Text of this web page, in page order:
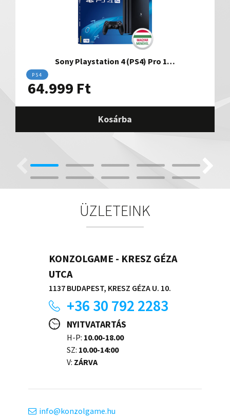
Sony Playstation 4 (PS4) Pro 1…
PS4
64.999 Ft
Kosárba
ÜZLETEINK
KONZOLGAME - KRESZ GÉZA
UTCA
1137 BUDAPEST, KRESZ GÉZA U. 10.
+36 30 792 2283
NYITVATARTÁS
H-P: 10.00-18.00
SZ: 10.00-14:00
V: ZÁRVA
info
konzolgame.hu